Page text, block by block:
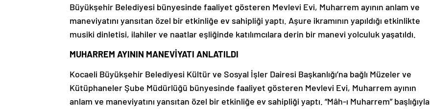
Büyükşehir Belediyesi bünyesinde faaliyet gösteren Mevlevi Evi, Muharrem ayının anlam ve
maneviyatını yansıtan özel bir etkinliğe ev sahipliği yaptı. Aşure ikramının yapıldığı etkinlikte
musiki dinletisi, ilahiler ve naatlar eşliğinde katılımcılara derin bir manevi yolculuk yaşatıldı.
MUHARREM AYININ MANEVİYATI ANLATILDI
Kocaeli Büyükşehir Belediyesi Kültür ve Sosyal İşler Dairesi Başkanlığı’na bağlı Müzeler ve
Kütüphaneler Şube Müdürlüğü bünyesinde faaliyet gösteren Mevlevi Evi, Muharrem ayının
anlam ve maneviyatını yansıtan özel bir etkinliğe ev sahipliği yaptı. “Mâh-ı Muharrem” başlığıyla